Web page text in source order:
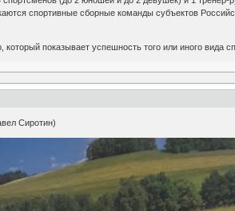
спортивные сборные команды субъектов
показывает успешность того или иного вида
Сиротин)